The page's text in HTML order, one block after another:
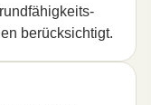
berücksichtigt.